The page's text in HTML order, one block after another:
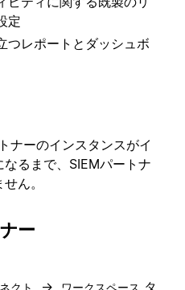
定
つレポートとダッシュボ
ナーのインスタンスがイ
るまで、SIEMパートナ
ん。
ー
クト ワークスペース